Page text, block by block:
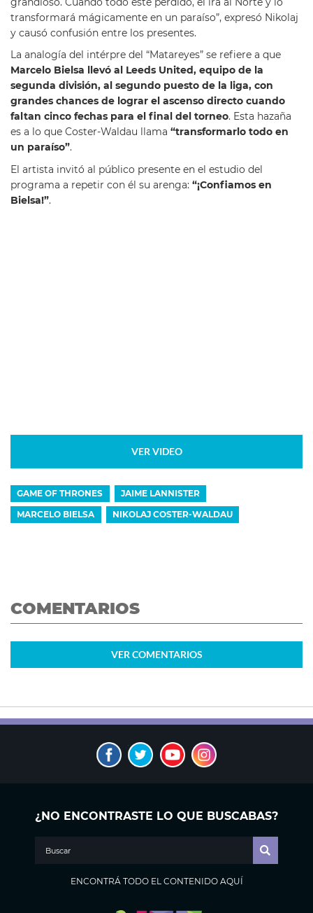
transformará mágicamente en un paraíso”, expresó Nikolaj
y causó confusión entre los presentes.
La analogía del intérpre del “Matareyes” se refiere a que
Marcelo Bielsa llevó al Leeds United, equipo de la
segunda división, al segundo puesto de la liga, con
grandes chances de lograr el ascenso directo cuando
faltan cinco fechas para el final del torneo. Esta hazaña
es a lo que Coster-Waldau llama “transformarlo todo en
un paraíso”.
El artista invitó al público presente en el estudio del
programa a repetir con él su arenga: “¡Confiamos en
Bielsa!”.
VER VIDEO
GAME OF THRONES JAIME LANNISTER
MARCELO BIELSA NIKOLAJ COSTER-WALDAU
COMENTARIOS
VER COMENTARIOS
¿NO ENCONTRASTE LO QUE BUSCABAS?
ENCONTRÁ TODO EL CONTENIDO AQUÍ